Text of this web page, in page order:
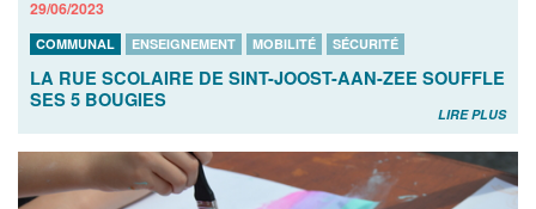
29/06/2023
COMMUNAL ENSEIGNEMENT MOBILITÉ SÉCURITÉ
LA RUE SCOLAIRE DE SINT-JOOST-AAN-ZEE SOUFFLE
SES 5 BOUGIES
LIRE PLUS